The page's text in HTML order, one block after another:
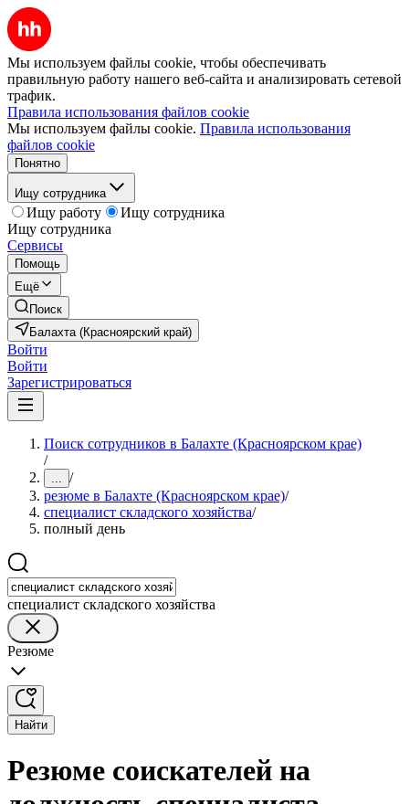
Мы используем файлы cookie, чтобы обеспечивать
правильную работу нашего веб-сайта и анализировать сетевой
трафик.
Правила использования файлов cookie
Мы используем файлы cookie. Правила использования
файлов cookie
Понятно
Ищу сотрудника
Ищу работу
Ищу сотрудника
Ищу сотрудника
Сервисы
Помощь
Ещё
Поиск
Балахта (Красноярский край)
Войти
Войти
Зарегистрироваться
Поиск сотрудников в Балахте (Красноярском крае)
/
... /
резюме в Балахте (Красноярском крае)/
специалист складского хозяйства/
полный день
специалист складского хозяйства
Резюме
Найти
Резюме соискателей на